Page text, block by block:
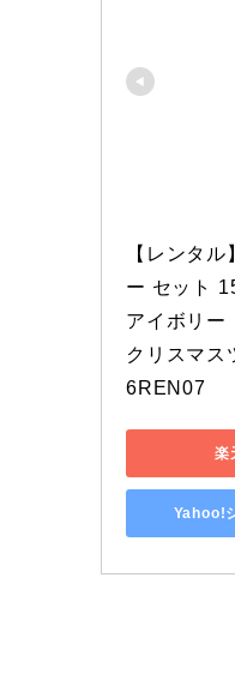
【レンタ
ー セット
アイボリー
クリスマス
6REN07
楽
Yahoo!